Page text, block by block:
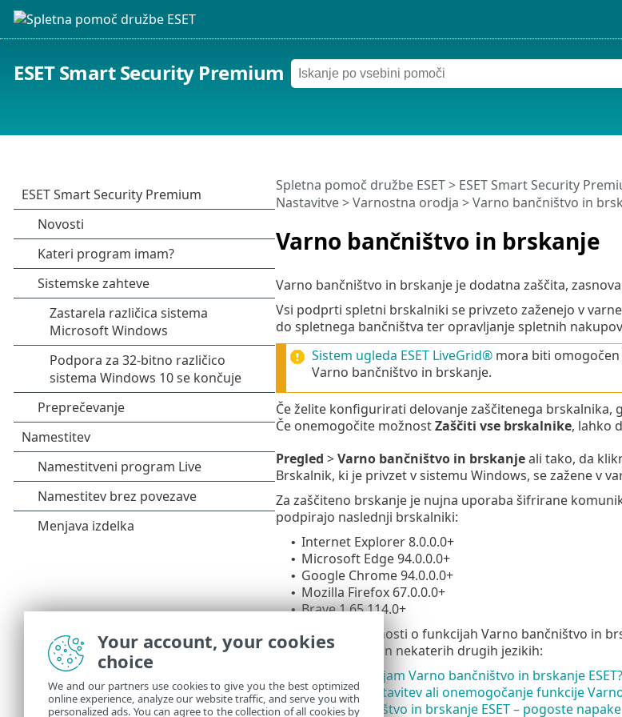
ESET Smart Security Premium
Varno bančništvo in brskanje
Spletna pomoč družbe ESET> ESET Smart Security
Nastavitve>Varnostna orodja > Varno bančništvo in
Varno bančništvo in brskanje je dodatna zaščita,
Vsi podprti spletni brskalniki se privzeto zaženejo v
do spletnega bančništva ter opravljanje spletnih
Sistem ugleda ESET LiveGrid®mora biti omogočen
Varno bančništvo in brskanje.
Če želite konfigurirati delovanje zaščitenega brskalnika,
Če onemogočite možnostZaščiti vse brskalnike, lahko
Pregled >Varno bančništvo in brskanjeali tako, da
Brskalnik, ki je privzet v sistemu Windows, se zažene v
Za zaščiteno brskanje je nujna uporaba šifrirane
podpirajo naslednji brskalniki:
• Internet Explorer 8.0.0.0+
• Microsoft Edge 94.0.0.0+
• Google Chrome 94.0.0.0+
• Mozilla Firefox 67.0.0.0+
• Brave 1.65.114.0+
Dodatne podrobnosti o funkcijah Varno bančništvo in
voljo v angleščini in nekaterih drugih jezikih:
Kako uporabljam Varno bančništvo in brskanje ESET?
• Začasna zaustavitev ali onemogočanje funkcije
• Varno bančništvo in brskanje ESET – pogoste napake
Your account, your cookies
choice
We and our partners use cookies to give you the best optimized
online experience, analyze our website traffic, and serve you with
personalized ads. You can agree to the collection of all cookies by